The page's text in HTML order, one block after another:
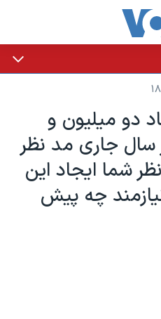
دو میلیون و
سال جاری مد نظر
شما ایجاد این
چه پیش